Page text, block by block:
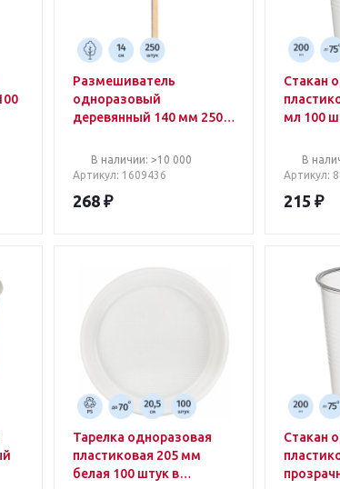
Размешиватель
одноразовый
деревянный 140 мм 250
В наличии: >10 000
Артикул: 1609436
268 ₽
Стакан
мл 100
В
Артикул:
215 ₽
Тарелка одноразовая
пластиковая 205 мм
белая 100 штук в
Стакан